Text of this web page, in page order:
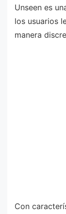
Unseen es
los usuarios
manera
Con